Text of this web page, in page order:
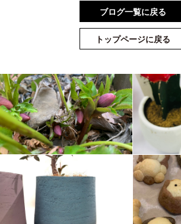
ブログ一覧に戻る
トップページに戻る